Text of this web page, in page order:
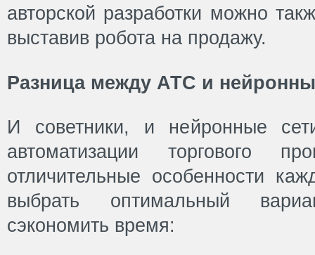
авторской разработки можно
выставив робота на продажу.
Разница между АТС и
И советники, и нейронные
автоматизации торгового
отличительные особенности
выбрать оптимальный
сэкономить время: